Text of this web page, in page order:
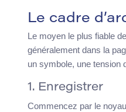
Le cadre
Le moyen le plus fiable
généralement dans la
un symbole, une tension
1. Enregistrer
Commencez par le